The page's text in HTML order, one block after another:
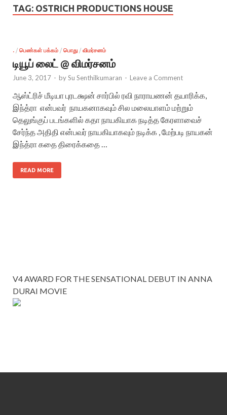
TAG: OSTRICH PRODUCTIONS HOUSE
. / பெண்கள் பக்கம் / பொது / விமர்சனம்
டியூப் லைட் @ விமர்சனம்
June 3, 2017 - bySu Senthilkumaran - Leave a Comment
ஆஸ்ட்ரிச் மீடியா புரடக்ஷன் சார்பில் ரவி நாராயணன் தயாரிக்க,
இந்த்ரா என்பவர் நாயகனாகவும் சில மலையாளம் மற்றும்
தெலுங்குப் படங்களில் கதா நாயகியாக நடித்த கேரளாவைச்
சேர்ந்த அதிதி என்பவர் நாயகியாகவும் நடிக்க , மேற்படி நாயகன்
இந்த்ரா கதை திரைக்கதை …
READ MORE
V4 AWARD FOR THE SENSATIONAL DEBUT IN ANNA
DURAI MOVIE